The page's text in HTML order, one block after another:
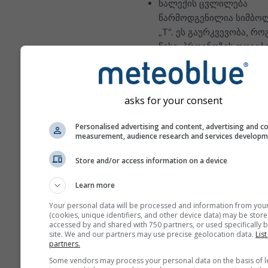
ნალექის ცვლილება
წარმოდგენილია
„T“. ეს გაურკვევობა,
წესი, პროგნოზის
მატებასთან ერთად
პროგნოზი შედგენილია
„ensemble“ მოდელებით.
პროგნოზის
პროგნოზირებადობის
ზუსტი შეფასებისთვის
განსხვავებული საწყისი
მეტი ამინდის მონაცემი
asks for your consent
Personalised advertising and content, advertising and
measurement, audience research and services
Store and/or access information on a device
Learn more
Your personal data will be processed and information from
(cookies, unique identifiers, and other device data) may be
accessed by and shared with 750 partners, or used specifically
site. We and our partners may use precise geolocation data.
partners.
Some vendors may process your personal data on the basis of